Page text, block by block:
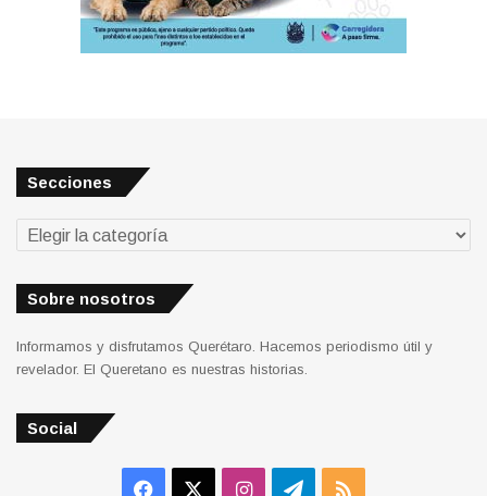
Secciones
Secciones
Sobre nosotros
Informamos y disfrutamos Querétaro. Hacemos periodismo útil y
revelador. El Queretano es nuestras historias.
Social
Facebook InstagramTelegram
RSS